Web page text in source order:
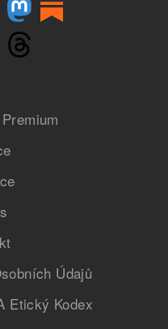
Údajů
Etický Kodex